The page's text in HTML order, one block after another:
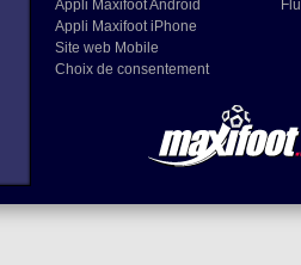
Appli Maxifoot Android
Appli Maxifoot iPhone
Site web Mobile
Choix de consentement